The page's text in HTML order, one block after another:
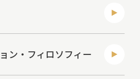
ン・フィロソフィー